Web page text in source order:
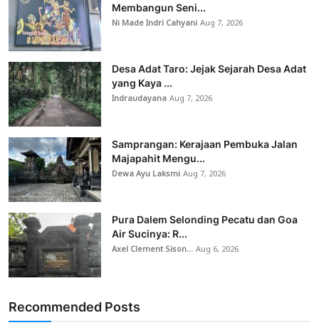
Membangun Seni...
Ni Made Indri CahyaniAug 7, 2026
Desa Adat Taro: Jejak Sejarah Desa Adat
yang Kaya ...
IndraudayanaAug 7, 2026
Samprangan: Kerajaan Pembuka Jalan
Majapahit Mengu...
Dewa Ayu LaksmiAug 7, 2026
Pura Dalem Selonding Pecatu dan Goa
Air Sucinya: R...
Axel Clement Sison...Aug 6, 2026
Recommended Posts